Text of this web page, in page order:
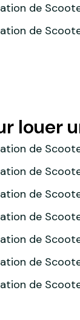
de
de
louer
de
de
de
de
de
de
de